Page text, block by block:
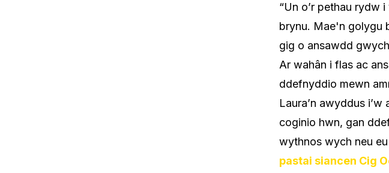
“Un o’r pethau rydw
brynu. Mae'n golygu
gig o ansawdd
Ar wahân i flas ac
ddefnyddio mewn
Laura’n awyddus
coginio hwn, gan
wythnos wych neu
pastai siancen Cig